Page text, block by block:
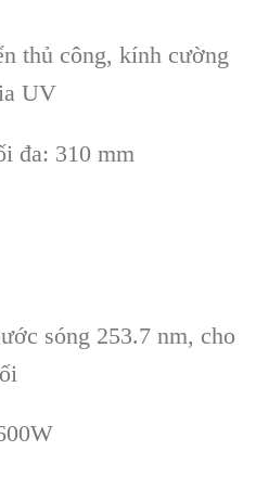
thủ công, kính cường
UV
đa: 310 mm
sóng 253.7 nm, cho